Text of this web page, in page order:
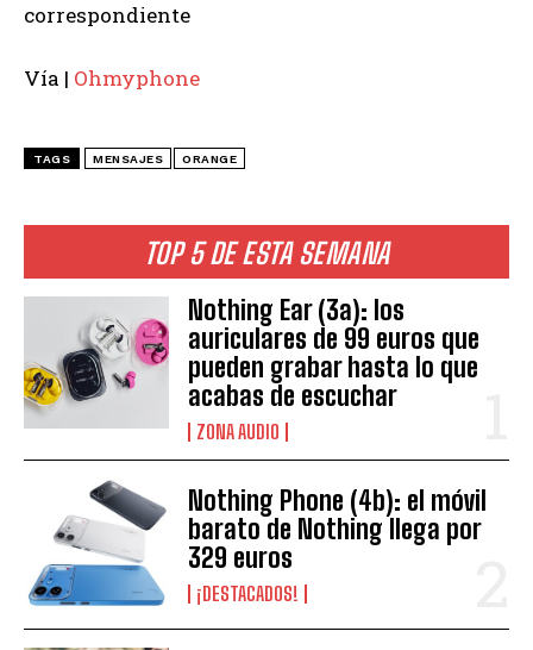
TOP 5 DE ESTA SEMANA
Nothing Ear (3a): los
auriculares de 99 euros que
pueden grabar hasta lo que
acabas de escuchar
ZONA AUDIO
Nothing Phone (4b): el móvil
barato de Nothing llega por
329 euros
¡DESTACADOS!
correspondiente
Vía | Ohmyphone
TAGS MENSAJES ORANGE